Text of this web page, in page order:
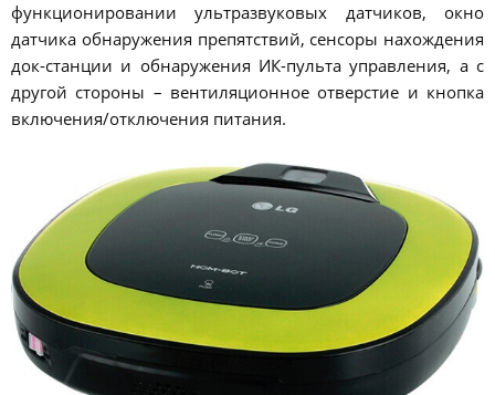
функционировании ультразвуковых датчиков, окно
датчика обнаружения препятствий, сенсоры нахождения
док-станции и обнаружения ИК-пульта управления, а с
другой стороны – вентиляционное отверстие и кнопка
включения/отключения питания.